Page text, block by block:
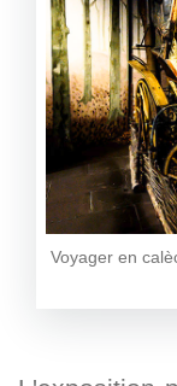
Voyager en